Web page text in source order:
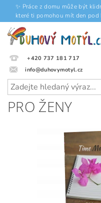
✨ Práce z domu může být
které ti pomohou mít den pod
+420 737 181 717
info@duhovymotyl.cz
PRO ŽENY